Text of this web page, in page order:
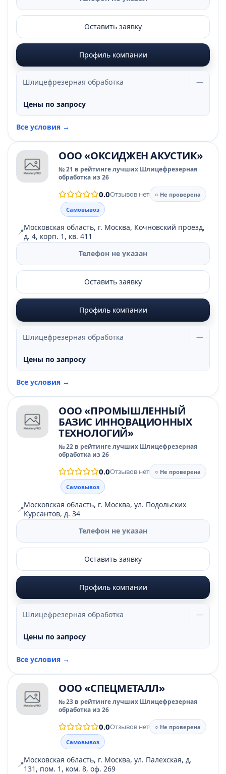
Оставить заявку
Профиль компании
Шлицефрезерная обработка —
Цены по запросу
Все условия →
ООО «ОКСИДЖЕН АКУСТИК»
№ 21 в рейтинге лучших Шлицефрезерная
обработка из 26
0.0Отзывов нет
○ Не проверена
Самовывоз
📍Московская область, г. Москва, Кочновский проезд,
д. 4, корп. 1, кв. 411
Телефон не указан
Оставить заявку
Профиль компании
Шлицефрезерная обработка —
Цены по запросу
Все условия →
ООО «ПРОМЫШЛЕННЫЙ
БАЗИС ИННОВАЦИОННЫХ
ТЕХНОЛОГИЙ»
№ 22 в рейтинге лучших Шлицефрезерная
обработка из 26
0.0Отзывов нет
○ Не проверена
Самовывоз
📍Московская область, г. Москва, ул. Подольских
Курсантов, д. 34
Телефон не указан
Оставить заявку
Профиль компании
Шлицефрезерная обработка —
Цены по запросу
Все условия →
ООО «СПЕЦМЕТАЛЛ»
№ 23 в рейтинге лучших Шлицефрезерная
обработка из 26
0.0Отзывов нет
○ Не проверена
Самовывоз
📍Московская область, г. Москва, ул. Палехская, д.
131, пом. 1, ком. 8, оф. 269